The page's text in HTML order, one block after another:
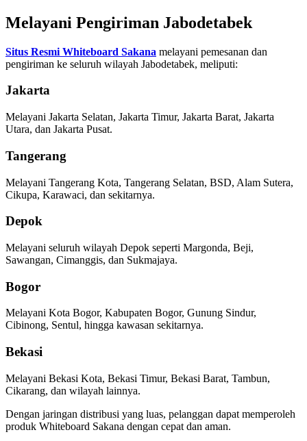
Melayani Pengiriman Jabodetabek
Situs Resmi Whiteboard Sakana melayani pemesanan dan
pengiriman ke seluruh wilayah Jabodetabek, meliputi:
Jakarta
Melayani Jakarta Selatan, Jakarta Timur, Jakarta Barat, Jakarta
Utara, dan Jakarta Pusat.
Tangerang
Melayani Tangerang Kota, Tangerang Selatan, BSD, Alam Sutera,
Cikupa, Karawaci, dan sekitarnya.
Depok
Melayani seluruh wilayah Depok seperti Margonda, Beji,
Sawangan, Cimanggis, dan Sukmajaya.
Bogor
Melayani Kota Bogor, Kabupaten Bogor, Gunung Sindur,
Cibinong, Sentul, hingga kawasan sekitarnya.
Bekasi
Melayani Bekasi Kota, Bekasi Timur, Bekasi Barat, Tambun,
Cikarang, dan wilayah lainnya.
Dengan jaringan distribusi yang luas, pelanggan dapat memperoleh
produk Whiteboard Sakana dengan cepat dan aman.